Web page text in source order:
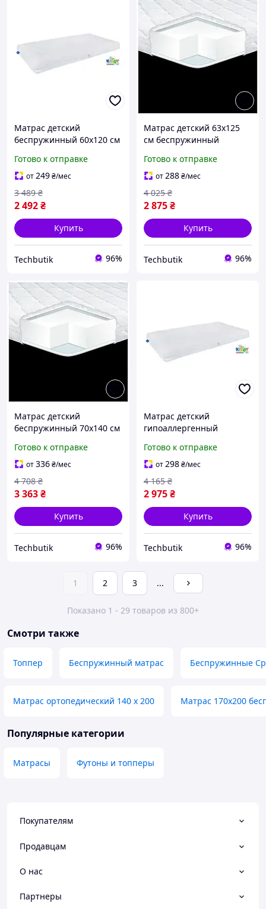
Матрас детский
беспружинный 60х120 см
чехлом Eurosleep BT-
17393
Готово к отправке
от249₴/мес
2 492₴
3 489 ₴
Купить
Techbutik 96%
Матрас детский 63х125
см беспружинный
Eurosleep BT-17612
Готово к отправке
от288₴/мес
2 875₴
4 025 ₴
Купить
Techbutik 96%
Матрас детский
беспружинный 70х140 см
гипоаллергенный для
кроватки Eurosleep BT-
17613
Готово к отправке
от336₴/мес
3 363₴
4 708 ₴
Купить
Techbutik 96%
Матрас детский
гипоаллергенный
Eurosleep BT-17813
Готово к отправке
от298₴/мес
2 975₴
4 165 ₴
Купить
Techbutik 96%
1 2 3 ...
Показано 1 - 29 товаров из 800+
Смотри также
Топпер Беспружинный матрас Беспружинные
Матрас ортопедический 140 х 200 Матрас 170х200
Популярные категории
Матрасы Футоны и топперы
Покупателям
Продавцам
О нас
Партнеры